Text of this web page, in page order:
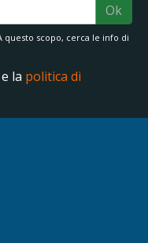
Ok
scopo, cerca le info di
la politica di